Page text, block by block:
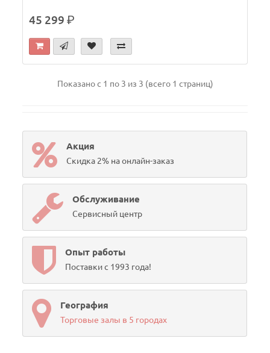
45 299р.
Показано с 1 по 3 из 3 (всего 1 страниц)
Акция
Скидка 2% на онлайн-заказ
Обслуживание
Сервисный центр
Опыт работы
Поставки с 1993 года!
География
Торговые залы в 5 городах